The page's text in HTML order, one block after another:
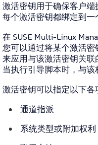
激活密钥用于确保客户端
每个激活密钥都绑定到一
在 SUSE Multi-Linux
您可以通过将某个激活密
来应用与该激活密钥关联
当执行引导脚本时，与该
激活密钥可以指定以下各
通道指派
系统类型或附加权利